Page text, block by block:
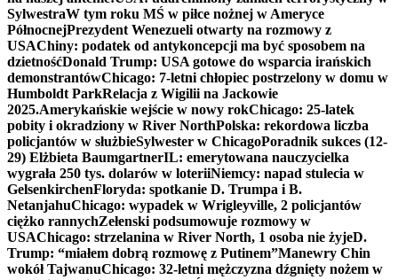
SylwestraW tym roku MŚ w piłce nożnej w Ameryce
PółnocnejPrezydent Wenezueli otwarty na rozmowy z
USAChiny: podatek od antykoncepcji ma być sposobem na
dzietnośćDonald Trump: USA gotowe do wsparcia irańskich
demonstrantówChicago: 7-letni chłopiec postrzelony w domu w
Humboldt ParkRelacja z Wigilii na Jackowie
2025.Amerykańskie wejście w nowy rokChicago: 25-latek
pobity i okradziony w River NorthPolska: rekordowa liczba
policjantów w służbieSylwester w ChicagoPoradnik sukces (12-
29) Elżbieta BaumgartnerIL: emerytowana nauczycielka
wygrała 250 tys. dolarów w loteriiNiemcy: napad stulecia w
GelsenkirchenFloryda: spotkanie D. Trumpa i B.
NetanjahuChicago: wypadek w Wrigleyville, 2 policjantów
ciężko rannychZełenski podsumowuje rozmowy w
USAChicago: strzelanina w River North, 1 osoba nie żyjeD.
Trump: “miałem dobrą rozmowę z Putinem”Manewry Chin
wokół TajwanuChicago: 32-letni mężczyzna dźgnięty nożem w